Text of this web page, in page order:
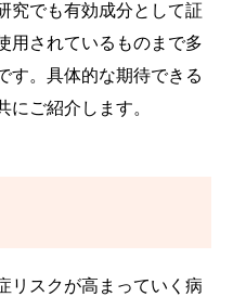
究でも有効成分として証
用されているものまで多
す。具体的な期待できる
にご紹介します。
リスクが高まっていく病